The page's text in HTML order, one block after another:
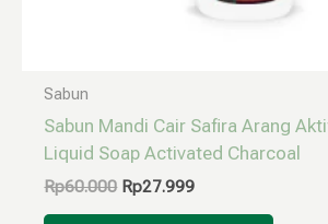
Sabun
Sabun Mandi Cair Safira Arang
Liquid Soap Activated Charcoal
Rp60.000 Rp27.999